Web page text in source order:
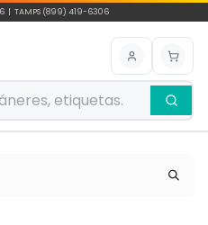
| TAMPS (899) 419-6306